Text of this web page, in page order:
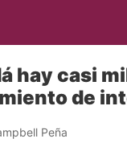
hay casi
de
Peña